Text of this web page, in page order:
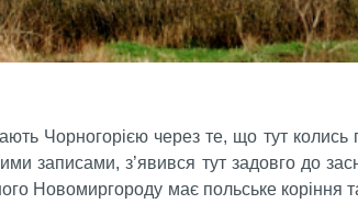
Чорногорією через те, що тут колись
записами, з’явився тут задовго до
Новомиргороду має польське коріння